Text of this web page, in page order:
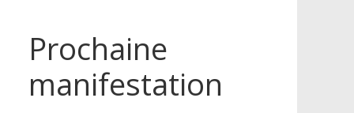
Prochaine
manifestation